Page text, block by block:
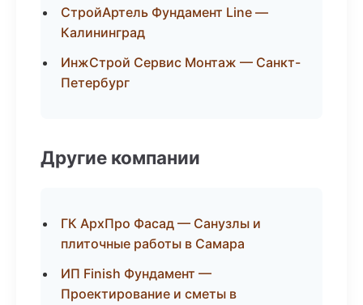
СтройАртель Фундамент Line —
Калининград
ИнжСтрой Сервис Монтаж — Санкт-
Петербург
Другие компании
ГК АрхПро Фасад — Санузлы и
плиточные работы в Самара
ИП Finish Фундамент —
Проектирование и сметы в